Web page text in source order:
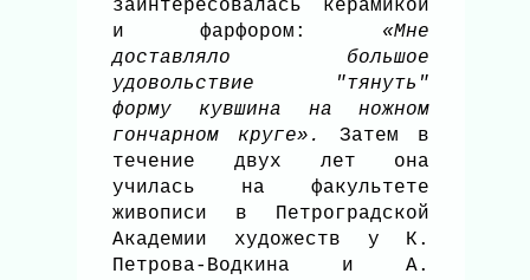
заинтересовалась керамикой
и фарфором: «Мне
доставляло большое
удовольствие "тянуть"
форму кувшина на ножном
гончарном круге».
Затем в
течение двух лет она
училась на факультете
живописи в Петроградской
Академии художеств у К.
Петрова-Водкина и А.